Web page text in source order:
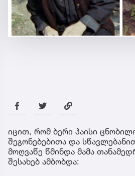
იცით, რომ ბერი პაისი
შეგონებებითა და
მოღვაწე წმინდა მამა
შესახებ ამბობდა: